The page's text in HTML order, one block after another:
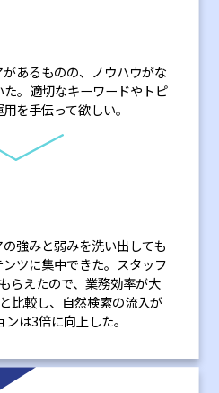
あるものの、ノウハウがな
。適切なキーワードやトピ
を手伝って欲しい。
強みと弱みを洗い出しても
ツに集中できた。スタッフ
らえたので、業務効率が大
比較し、自然検索の流入が
は3倍に向上した。